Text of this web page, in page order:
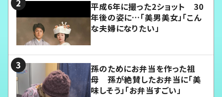
平成6年に撮った2ショット 30
年後の姿に…「美男美女」「こん
な夫婦になりたい」
孫のためにお弁当を作った祖
母 孫が絶賛したお弁当に「美
味しそう」「お弁当すごい」